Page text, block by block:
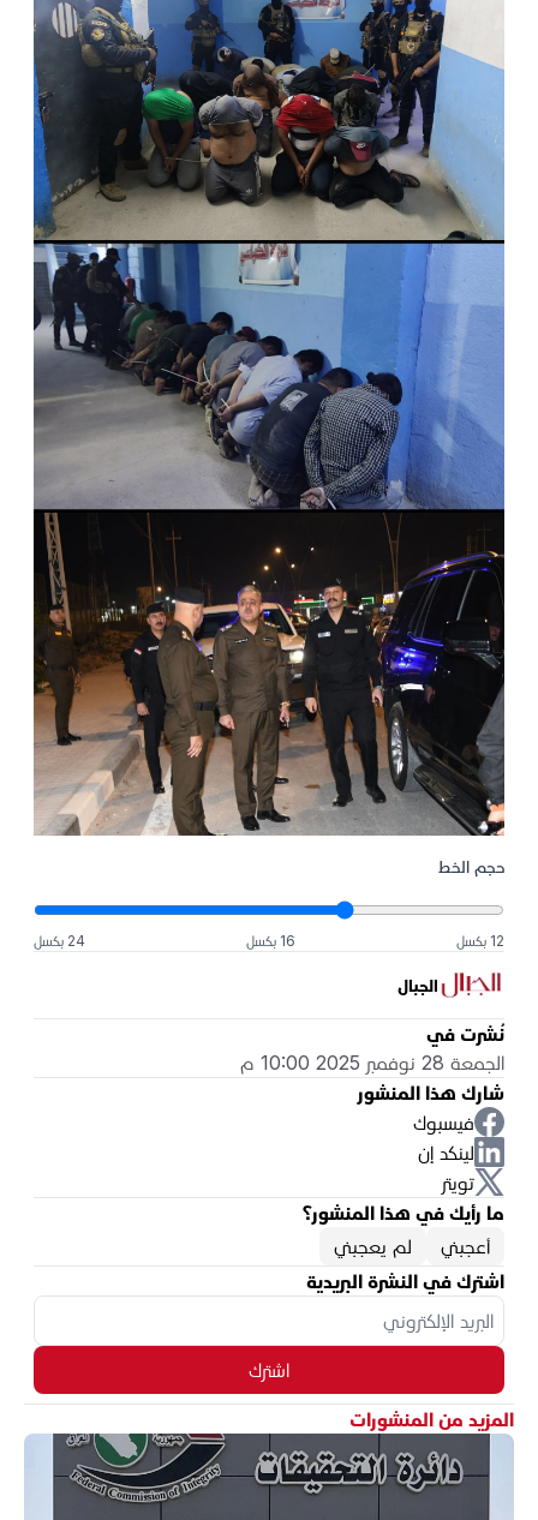
حجم الخط
12 بكسل 16 بكسل 24 بكسل
الجبال
نُشرت في
الجمعة 28 نوفمبر 2025 10:00 م
شارك هذا المنشور
فيسبوك
لينكد إن
تويتر
ما رأيك في هذا المنشور؟
أعجبني
لم يعجبني
اشترك في النشرة البريدية
اشترك
المزيد من المنشورات